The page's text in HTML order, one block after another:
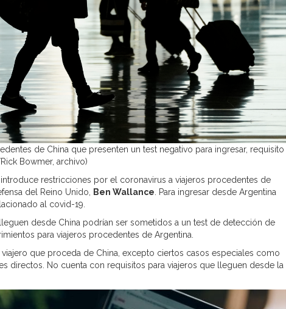
de China que presenten un test negativo para ingresar, requisito
Bowmer, archivo)
restricciones por el coronavirus a viajeros procedentes de
del Reino Unido,
Ben Wallance . Para ingresar desde Argentina
al covid-19.
desde China podrían ser sometidos a un test de detección de
para viajeros procedentes de Argentina.
que proceda de China, excepto ciertos casos especiales como
directos. No cuenta con requisitos para viajeros que lleguen desde la